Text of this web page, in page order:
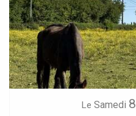
Le Samedi 8